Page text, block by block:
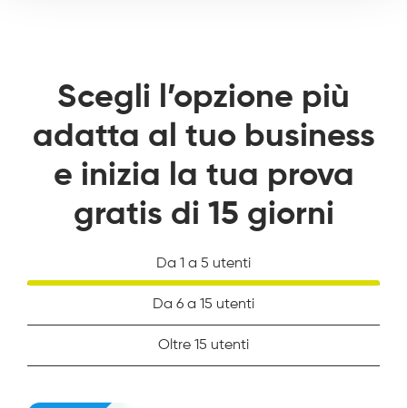
Scegli l’opzione più
adatta al tuo business
e inizia la tua prova
gratis di 15 giorni
Da 1 a 5 utenti
Da 6 a 15 utenti
Oltre 15 utenti